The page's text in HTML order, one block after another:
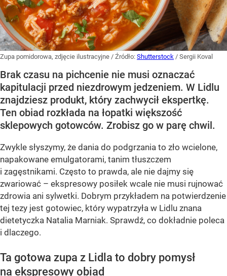
Zupa pomidorowa, zdjęcie ilustracyjne / Źródło: Shutterstock / Sergii Koval
Brak czasu na pichcenie nie musi oznaczać
kapitulacji przed niezdrowym jedzeniem. W Lidlu
znajdziesz produkt, który zachwycił ekspertkę.
Ten obiad rozkłada na łopatki większość
sklepowych gotowców. Zrobisz go w parę chwil.
Zwykle słyszymy, że dania do podgrzania to zło wcielone,
napakowane emulgatorami, tanim tłuszczem
i zagęstnikami. Często to prawda, ale nie dajmy się
zwariować – ekspresowy posiłek wcale nie musi rujnować
zdrowia ani sylwetki. Dobrym przykładem na potwierdzenie
tej tezy jest gotowiec, który wypatrzyła w Lidlu znana
dietetyczka Natalia Marniak. Sprawdź, co dokładnie poleca
i dlaczego.
Ta gotowa zupa z Lidla to dobry pomysł
na ekspresowy obiad